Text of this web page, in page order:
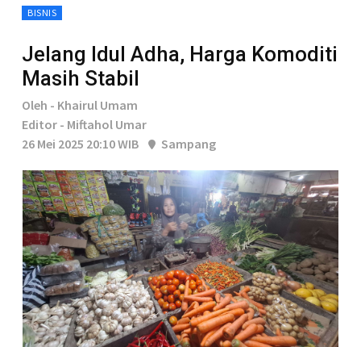
BISNIS
Jelang Idul Adha, Harga Komoditi
Masih Stabil
Oleh - Khairul Umam
Editor - Miftahol Umar
26 Mei 2025 20:10 WIB
Sampang